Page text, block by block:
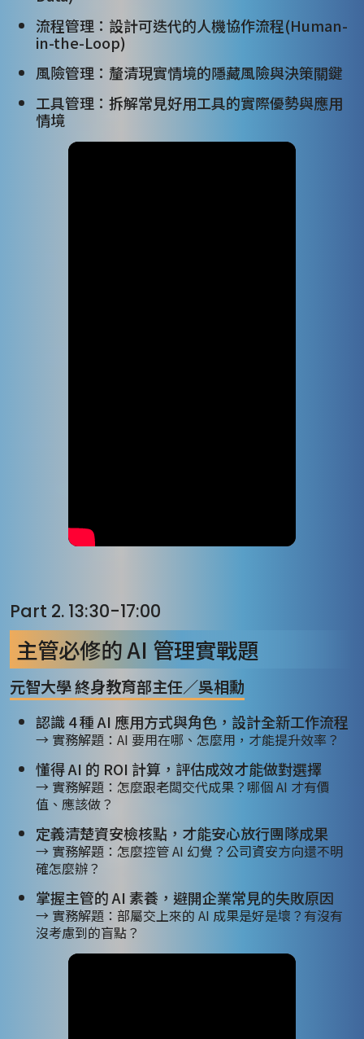
流程管理：設計可迭代的人機協作流程(Human-
in-the-Loop)
風險管理：釐清現實情境的隱藏風險與決策關鍵
工具管理：拆解常見好用工具的實際優勢與應用
情境
Part 2. 13:30-17:00
主管必修的 AI 管理實戰題
元智大學 終身教育部主任／吳相勳
認識 4 種 AI 應用方式與角色，設計全新工作流程
→ 實務解題：AI 要用在哪、怎麼用，才能提升效率？
懂得 AI 的 ROI 計算，評估成效才能做對選擇
→ 實務解題：怎麼跟老闆交代成果？哪個 AI 才有價
值、應該做？
定義清楚資安檢核點，才能安心放行團隊成果
→ 實務解題：怎麼控管 AI 幻覺？公司資安方向還不明
確怎麼辦？
掌握主管的 AI 素養，避開企業常見的失敗原因
→ 實務解題：部屬交上來的 AI 成果是好是壞？有沒有
沒考慮到的盲點？